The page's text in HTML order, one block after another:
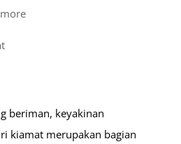
:
beriman, keyakinan
kiamat merupakan bagian